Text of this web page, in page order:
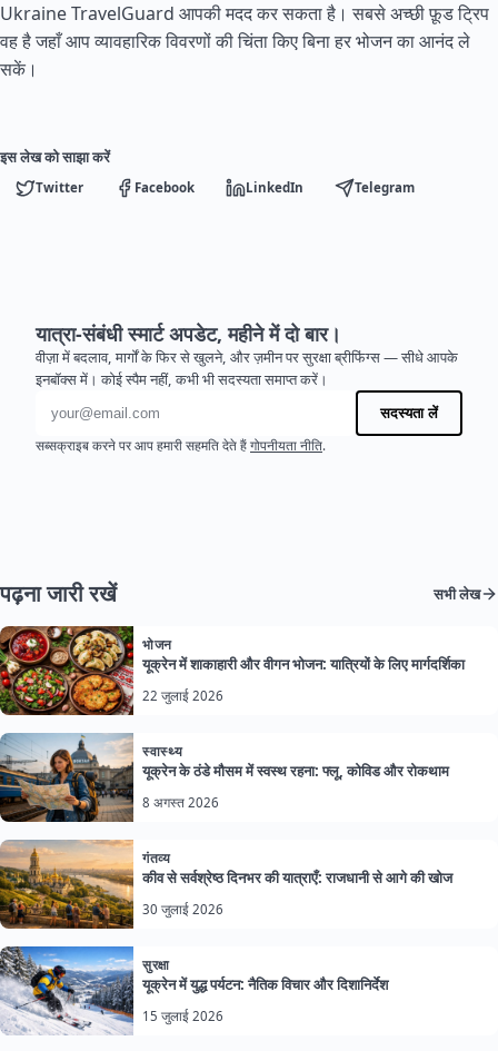
Ukraine TravelGuard आपकी मदद कर सकता है। सबसे अच्छी फ़ूड ट्रिप
वह है जहाँ आप व्यावहारिक विवरणों की चिंता किए बिना हर भोजन का आनंद ले
सकें।
इस लेख को साझा करें
Twitter Facebook LinkedIn Telegram
यात्रा-संबंधी स्मार्ट अपडेट, महीने में दो बार।
वीज़ा में बदलाव, मार्गों के फिर से खुलने, और ज़मीन पर सुरक्षा ब्रीफिंग्स — सीधे आपके
इनबॉक्स में। कोई स्पैम नहीं, कभी भी सदस्यता समाप्त करें।
ईमेल पता
सदस्यता लें
सब्सक्राइब करने पर आप हमारी सहमति देते हैं गोपनीयता नीति.
पढ़ना जारी रखें सभी लेख
भोजन
यूक्रेन में शाकाहारी और वीगन भोजन: यात्रियों के लिए मार्गदर्शिका
22 जुलाई 2026
स्वास्थ्य
यूक्रेन के ठंडे मौसम में स्वस्थ रहना: फ्लू, कोविड और रोकथाम
8 अगस्त 2026
गंतव्य
कीव से सर्वश्रेष्ठ दिनभर की यात्राएँ: राजधानी से आगे की खोज
30 जुलाई 2026
सुरक्षा
यूक्रेन में युद्ध पर्यटन: नैतिक विचार और दिशानिर्देश
15 जुलाई 2026